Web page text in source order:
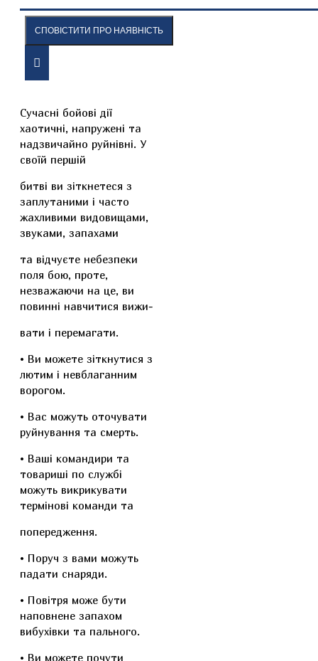
СПОВІСТИТИ ПРО НАЯВНІСТЬ
ОПИС ВІДГУКИ
Сучасні бойові дії
хаотичні, напружені та
надзвичайно руйнівні. У
своїй першій
битві ви зіткнетеся з
заплутаними і часто
жахливими видовищами,
звуками, запахами
та відчуєте небезпеки
поля бою, проте,
незважаючи на це, ви
повинні навчитися вижи-
вати і перемагати.
• Ви можете зіткнутися з
лютим і невблаганним
ворогом.
• Вас можуть оточувати
руйнування та смерть.
• Ваші командири та
товариші по службі
можуть викрикувати
термінові команди та
попередження.
• Поруч з вами можуть
падати снаряди.
• Повітря може бути
наповнене запахом
вибухівки та пального.
• Ви можете почути